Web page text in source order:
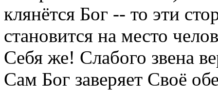
клянётся Бог -- то эти
становится на место
Себя же! Слабого звена
Сам Бог заверяет Своё